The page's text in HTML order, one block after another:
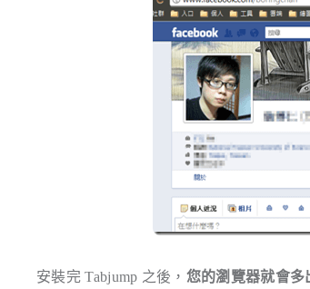
安裝完 Tabjump 之後， 您的瀏覽器就會